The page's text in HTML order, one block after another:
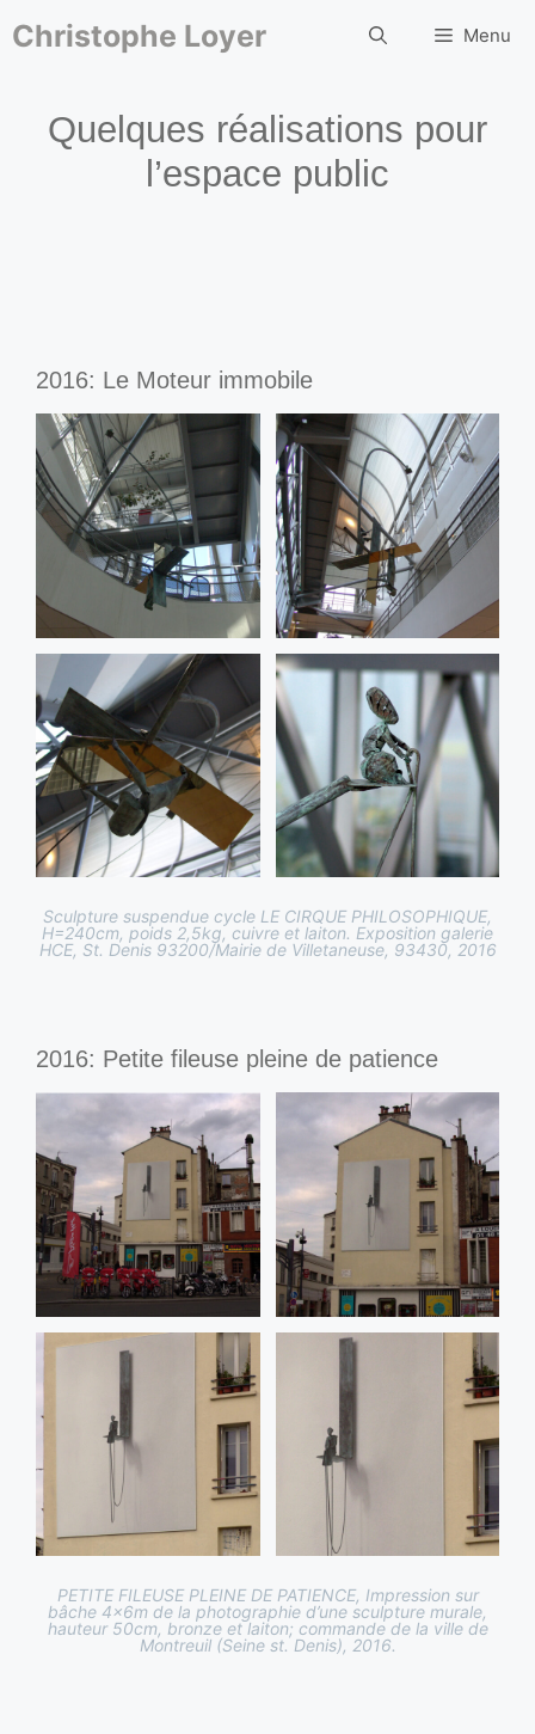
contenu
Christophe Loyer Menu
Quelques réalisations pour
l’espace public
2016: Le Moteur immobile
Sculpture suspendue cycle LE CIRQUE PHILOSOPHIQUE,
H=240cm, poids 2,5kg, cuivre et laiton. Exposition galerie
HCE, St. Denis 93200/Mairie de Villetaneuse, 93430, 2016
2016: Petite fileuse pleine de patience
PETITE FILEUSE PLEINE DE PATIENCE, Impression sur
bâche 4x6m de la photographie d’une sculpture murale,
hauteur 50cm, bronze et laiton; commande de la ville de
Montreuil (Seine st. Denis), 2016.